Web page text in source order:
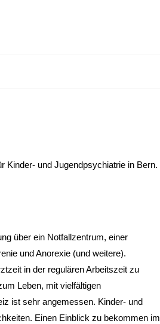
Kinder- und Jugendpsychiatrie in Bern.
über ein Notfallzentrum, einer
und Anorexie (und weitere).
in der regulären Arbeitszeit zu
Leben, mit vielfältigen
ist sehr angemessen. Kinder- und
Einen Einblick zu bekommen im